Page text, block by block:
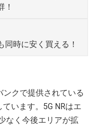
！
時に安く買える！
ンクで提供されている
います。5G NRはエ
なく今後エリアが拡